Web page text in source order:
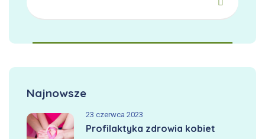
Najnowsze
23 czerwca 2023
Profilaktyka zdrowia kobiet